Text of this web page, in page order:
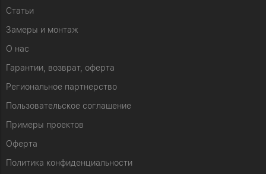
Статьи
Замеры и монтаж
О нас
Гарантии, возврат, оферта
Региональное партнерство
Пользовательское соглашение
Примеры проектов
Оферта
Политика конфиденциальности